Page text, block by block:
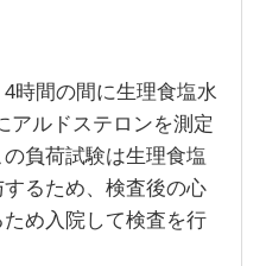
時間の間に生理食塩水
アルドステロンを測定
負荷試験は生理食塩
るため、検査後の心
め入院して検査を行